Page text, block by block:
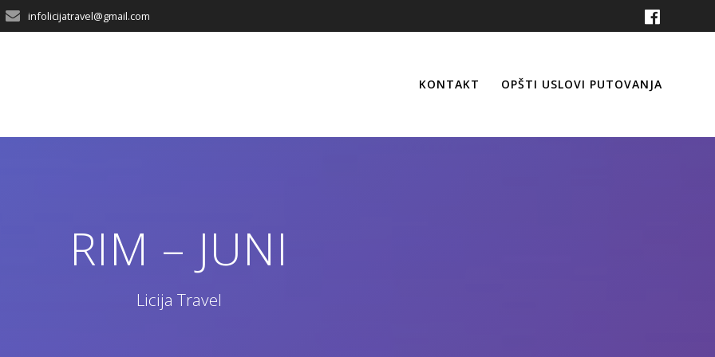
infolicijatravel@gmail.com
KONTAKT OPŠTI USLOVI PUTOVANJA
RIM – JUNI
Licija Travel